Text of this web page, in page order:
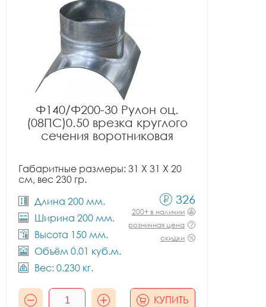
Ф140/Ф200-30 Рулон оц.
(08ПС)0.50 врезка круглого
сечения воротниковая
Габаритные размеры: 31 X 31 X 20
см, вес 230 гр.
Длина 200 мм.
Ширина 200 мм.
Высота 150 мм.
Объём 0.01 куб.м.
Вес: 0.230 кг.
326
200+ в наличии
розничная цена
скидки
КУПИТЬ